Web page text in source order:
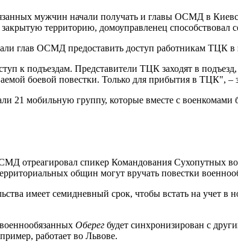
мужчин начали получать и главы ОСМД в
территорию, домоуправленец способствовал
глав ОСМД предоставить доступ работникам ТЦК в
к подъездам. Представители ТЦК заходят в
боевой повестки. Только для прибытия в ТЦК",
21 мобильную группу, которые вместе с
отреагировал спикер Командования Сухопутных
общин могут вручать повестки
имеет семидневный срок, чтобы встать на учет
Оберег будет синхронизирован с
работает во Львове.